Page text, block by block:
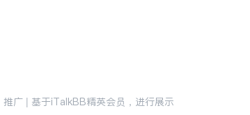
推广 | 基于iTalkBB精英会员，进行展示